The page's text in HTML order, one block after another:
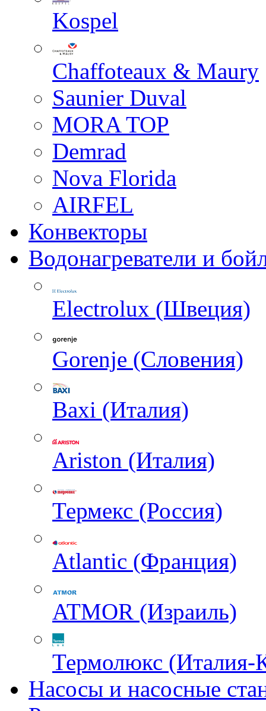
Kospel
Chaffoteaux & Maury
Saunier Duval
MORA TOP
Demrad
Nova Florida
AIRFEL
Конвекторы
Водонагреватели и
Electrolux (Швеция)
Gorenje (Словения)
Baxi (Италия)
Ariston (Италия)
Термекс (Россия)
Atlantic (Франция)
ATMOR (Израиль)
Термолюкс (Италия-
Насосы и насосные